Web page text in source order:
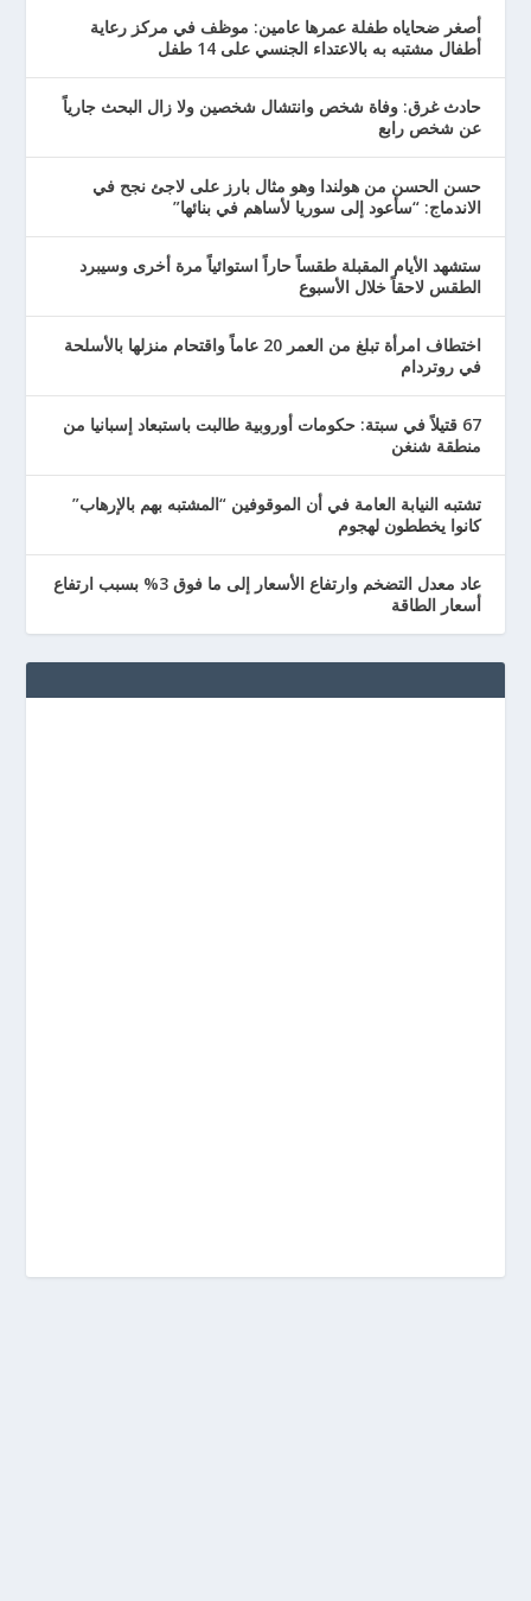
أصغر ضحاياه طفلة عمرها عامين: موظف في مركز رعاية
أطفال مشتبه به بالاعتداء الجنسي على 14 طفل
حادث غرق: وفاة شخص وانتشال شخصين ولا زال البحث جارياً
عن شخص رابع
حسن الحسن من هولندا وهو مثال بارز على لاجئ نجح في
الاندماج: “سأعود إلى سوريا لأساهم في بنائها”
ستشهد الأيام المقبلة طقساً حاراً استوائياً مرة أخرى وسيبرد
الطقس لاحقاً خلال الأسبوع
اختطاف امرأة تبلغ من العمر 20 عاماً واقتحام منزلها بالأسلحة
في روتردام
67 قتيلاً في سبتة: حكومات أوروبية طالبت باستبعاد إسبانيا من
منطقة شنغن
تشتبه النيابة العامة في أن الموقوفين “المشتبه بهم بالإرهاب”
كانوا يخططون لهجوم
عاد معدل التضخم وارتفاع الأسعار إلى ما فوق 3% بسبب ارتفاع
أسعار الطاقة